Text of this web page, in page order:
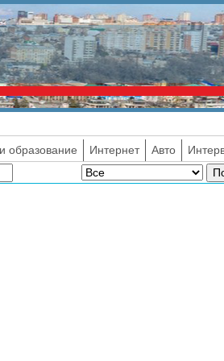
образование Интернет Авто